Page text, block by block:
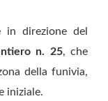
in direzione del
n. 25, che
della funivia,
iniziale.